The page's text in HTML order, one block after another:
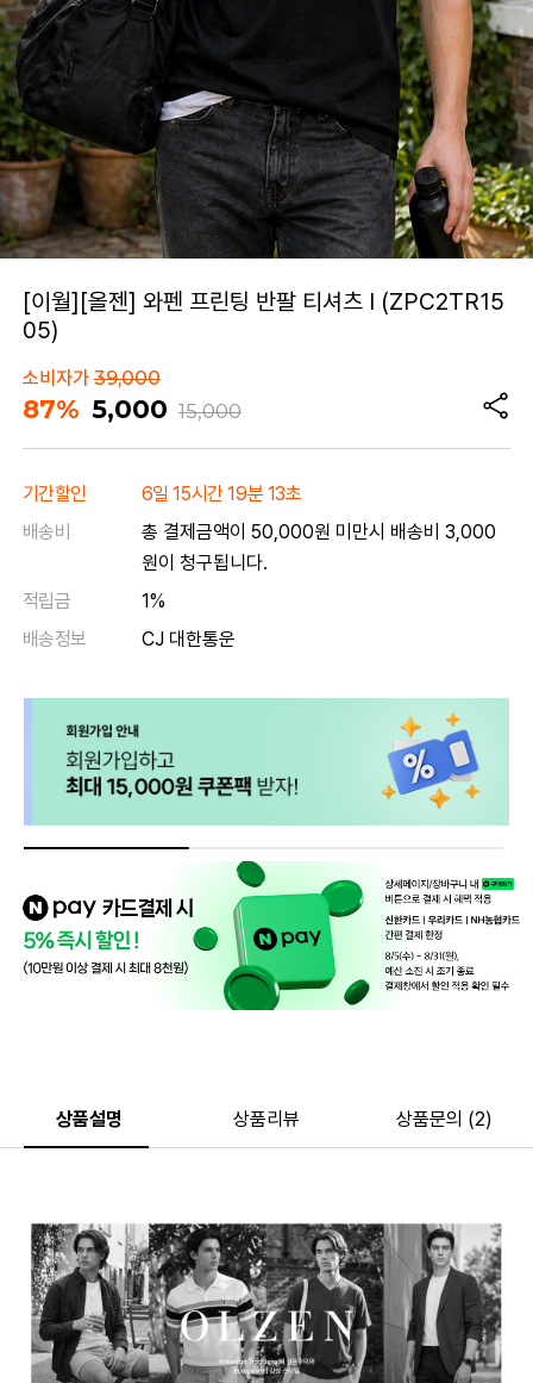
[이월][올젠] 와펜 프린팅 반팔 티셔츠 I (ZPC2TR15
05)
소비자가39,000
87% 5,000 15,000
기간할인
6일 15시간 19분 13초
배송비
총 결제금액이 50,000원 미만시 배송비 3,000
원이 청구됩니다.
적립금
1%
배송정보
CJ 대한통운
상품설명 상품리뷰 상품문의 (2)